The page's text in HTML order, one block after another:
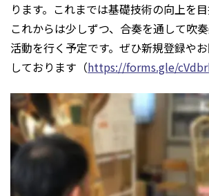
ります。これまでは基礎技術の向上を目
これからは少しずつ、合奏を通して吹
活動を行く予定です。ぜひ新規登録や
しております（https://forms.gle/